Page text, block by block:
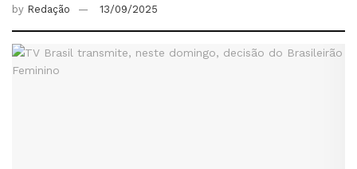
by Redação 13/09/2025